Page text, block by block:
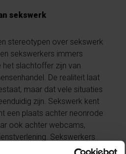
sekswerk
stereotypen over sekswerk
sekswerkers immers
het slachtoffer zijn van
De realiteit laat
maar dat vele situaties
zijn. Sekswerk kent
een plaats achter neonrode
ook achter webcams,
Sekswerkers
ook mannen en